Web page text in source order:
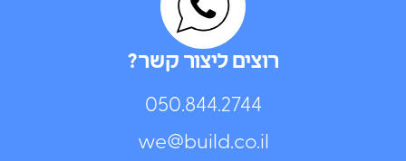
רוצים ליצור קשר?
050.844.2744⁩
we@build.co.il